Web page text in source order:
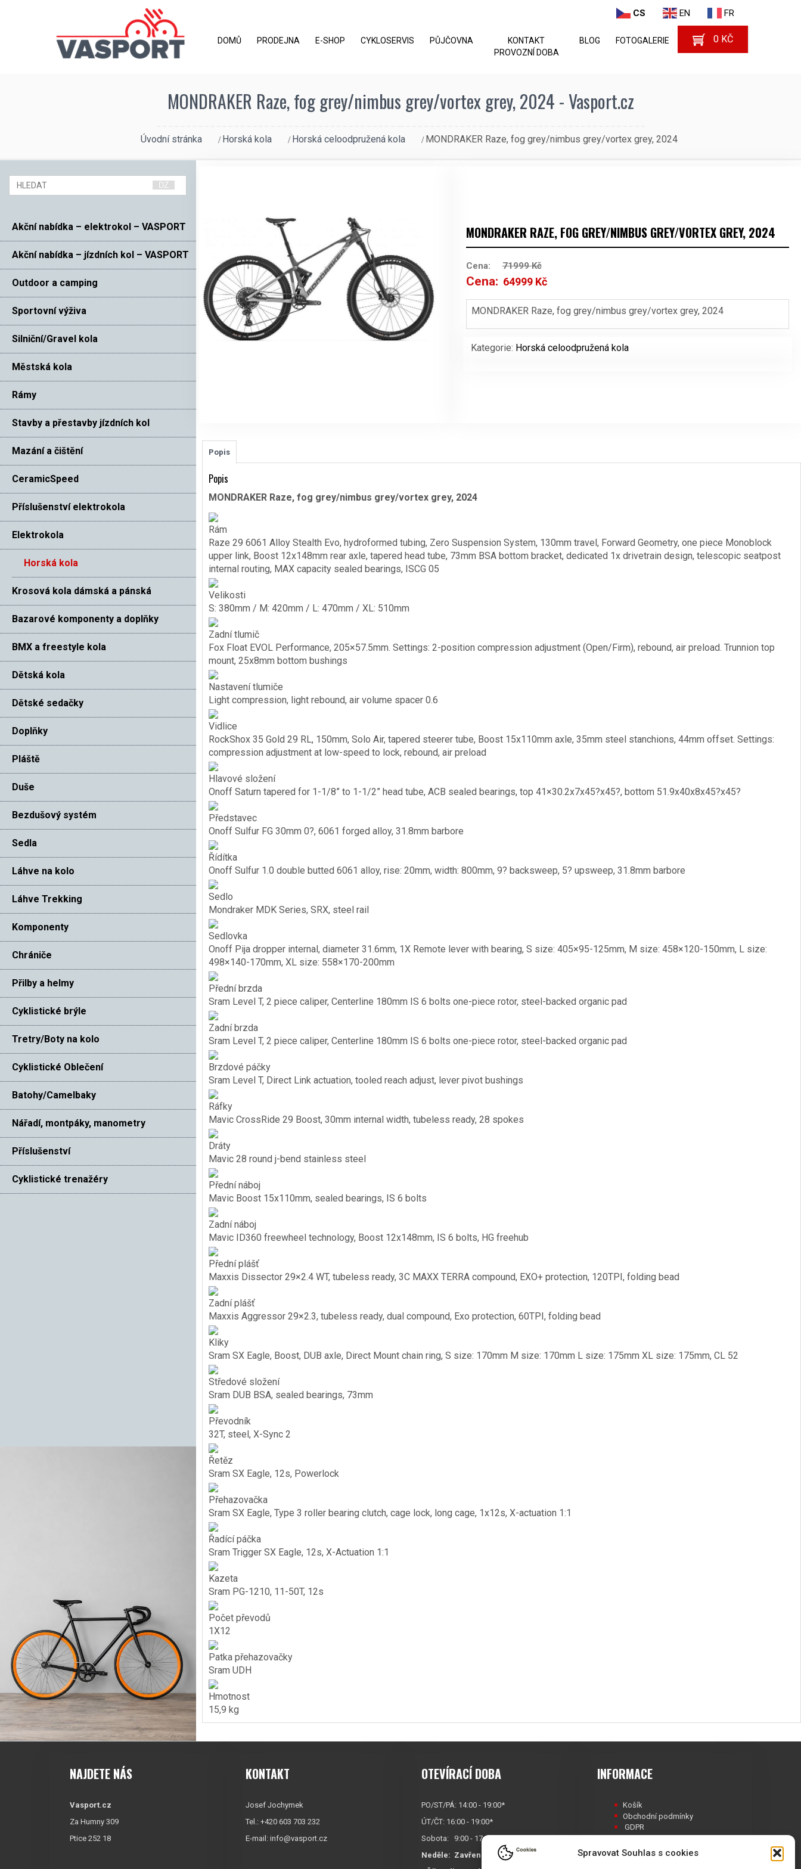
Spravovat Souhlas s cookies
CS EN FR
DOMŮ PRODEJNA E-SHOP CYKLOSERVIS PŮJČOVNA
KONTAKT
PROVOZNÍ DOBA
BLOG FOTOGALERIE 0 KČ
MONDRAKER Raze, fog grey/nimbus grey/vortex grey, 2024 - Vasport.cz
Úvodní stránka Horská kola Horská celoodpružená kola MONDRAKER Raze, fog grey/nimbus grey/vortex grey, 2024
Akční nabídka – elektrokol – VASPORT
Akční nabídka – jízdních kol – VASPORT
Outdoor a camping
Sportovní výživa
Silniční/Gravel kola
Městská kola
Rámy
Stavby a přestavby jízdních kol
Mazání a čištění
CeramicSpeed
Příslušenství elektrokola
Elektrokola
Horská kola
Krosová kola dámská a pánská
Bazarové komponenty a doplňky
BMX a freestyle kola
Dětská kola
Dětské sedačky
Doplňky
Pláště
Duše
Bezdušový systém
Sedla
Láhve na kolo
Láhve Trekking
Komponenty
Chrániče
Přilby a helmy
Cyklistické brýle
Tretry/Boty na kolo
Cyklistické Oblečení
Batohy/Camelbaky
Nářadí, montpáky, manometry
Příslušenství
Cyklistické trenažéry
MONDRAKER RAZE, FOG GREY/NIMBUS GREY/VORTEX GREY, 2024
Cena: 71999Kč
Cena: Původní
cena
71999 Kč.
64999 Kč
cena
64999 Kč.
MONDRAKER Raze, fog grey/nimbus grey/vortex grey, 2024
Kategorie: Horská celoodpružená kola
Popis
Popis
MONDRAKER Raze, fog grey/nimbus grey/vortex grey, 2024
Rám
Raze 29 6061 Alloy Stealth Evo, hydroformed tubing, Zero Suspension System, 130mm travel, Forward Geometry, one piece Monoblock
upper link, Boost 12x148mm rear axle, tapered head tube, 73mm BSA bottom bracket, dedicated 1x drivetrain design, telescopic seatpost
internal routing, MAX capacity sealed bearings, ISCG 05
Velikosti
S: 380mm / M: 420mm / L: 470mm / XL: 510mm
Zadní tlumič
Fox Float EVOL Performance, 205×57.5mm. Settings: 2-position compression adjustment (Open/Firm), rebound, air preload. Trunnion top
mount, 25x8mm bottom bushings
Nastavení tlumiče
Light compression, light rebound, air volume spacer 0.6
Vidlice
RockShox 35 Gold 29 RL, 150mm, Solo Air, tapered steerer tube, Boost 15x110mm axle, 35mm steel stanchions, 44mm offset. Settings:
compression adjustment at low-speed to lock, rebound, air preload
Hlavové složení
Onoff Saturn tapered for 1-1/8” to 1-1/2” head tube, ACB sealed bearings, top 41×30.2x7x45?x45?, bottom 51.9x40x8x45?x45?
Představec
Onoff Sulfur FG 30mm 0?, 6061 forged alloy, 31.8mm barbore
Řídítka
Onoff Sulfur 1.0 double butted 6061 alloy, rise: 20mm, width: 800mm, 9? backsweep, 5? upsweep, 31.8mm barbore
Sedlo
Mondraker MDK Series, SRX, steel rail
Sedlovka
Onoff Pija dropper internal, diameter 31.6mm, 1X Remote lever with bearing, S size: 405×95-125mm, M size: 458×120-150mm, L size:
498×140-170mm, XL size: 558×170-200mm
Přední brzda
Sram Level T, 2 piece caliper, Centerline 180mm IS 6 bolts one-piece rotor, steel-backed organic pad
Zadní brzda
Sram Level T, 2 piece caliper, Centerline 180mm IS 6 bolts one-piece rotor, steel-backed organic pad
Brzdové páčky
Sram Level T, Direct Link actuation, tooled reach adjust, lever pivot bushings
Ráfky
Mavic CrossRide 29 Boost, 30mm internal width, tubeless ready, 28 spokes
Dráty
Mavic 28 round j-bend stainless steel
Přední náboj
Mavic Boost 15x110mm, sealed bearings, IS 6 bolts
Zadní náboj
Mavic ID360 freewheel technology, Boost 12x148mm, IS 6 bolts, HG freehub
Přední plášť
Maxxis Dissector 29×2.4 WT, tubeless ready, 3C MAXX TERRA compound, EXO+ protection, 120TPI, folding bead
Zadní plášť
Maxxis Aggressor 29×2.3, tubeless ready, dual compound, Exo protection, 60TPI, folding bead
Kliky
Sram SX Eagle, Boost, DUB axle, Direct Mount chain ring, S size: 170mm M size: 170mm L size: 175mm XL size: 175mm, CL 52
Středové složení
Sram DUB BSA, sealed bearings, 73mm
Převodník
32T, steel, X-Sync 2
Řetěz
Sram SX Eagle, 12s, Powerlock
Přehazovačka
Sram SX Eagle, Type 3 roller bearing clutch, cage lock, long cage, 1x12s, X-actuation 1:1
Řadící páčka
Sram Trigger SX Eagle, 12s, X-Actuation 1:1
Kazeta
Sram PG-1210, 11-50T, 12s
Počet převodů
1X12
Patka přehazovačky
Sram UDH
Hmotnost
15,9 kg
NAJDETE NÁS
Vasport.cz
Za Humny 309
Ptice 252 18
KONTAKT
Josef Jochymek
Tel.: +420 603 703 232
E-mail: info@vasport.cz
OTEVÍRACÍ DOBA
PO/ST/PÁ: 14:00 - 19:00*
ÚT/ČT: 16:00 - 19:00*
Sobota: 9:00 - 17:00*
Neděle: Zavřeno
INFORMACE
Košík
Obchodní podmínky
GDPR